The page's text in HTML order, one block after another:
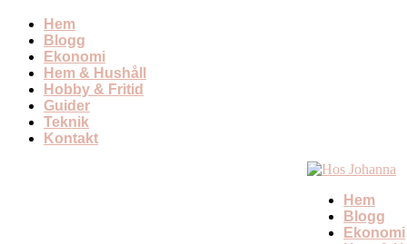
Hem
Blogg
Ekonomi
Hem & Hushåll
Hobby & Fritid
Guider
Teknik
Kontakt
Hem
Blogg
Ekonomi